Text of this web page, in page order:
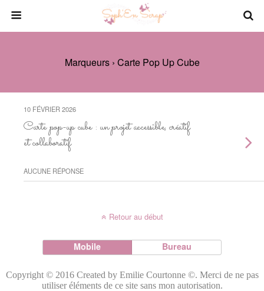
Marqueurs › Carte Pop Up Cube
10 FÉVRIER 2026
Carte pop-up cube : un projet accessible, créatif
et collaboratif
AUCUNE RÉPONSE
Retour au début
Mobile Bureau
Copyright © 2016 Created by Emilie Courtonne ©. Merci de ne pas
utiliser éléments de ce site sans mon autorisation.